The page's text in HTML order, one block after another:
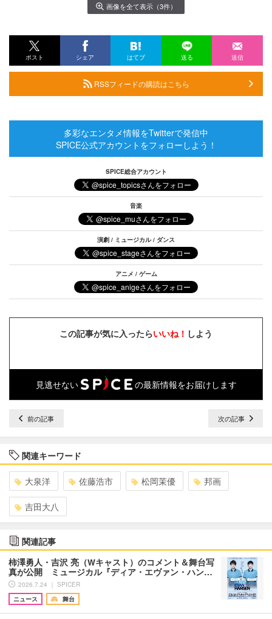
画像を全て表示（3件）
ポスト シェア はてブ 送る 送信
RSSフィードの購読はこちら
多彩なエンタメ情報をTwitterで発信中
SPICE公式アカウントをフォローしよう！
SPICE総合アカウント
音楽
演劇 / ミュージカル / ダンス
アニメ / ゲーム
この記事が気に入ったらいいね！ しよう
見逃せない の最新情報をお届けします
前の記事 次の記事
関連キーワード
大泉洋 佐藤浩市 松岡茉優 邦画
吉田大八
関連記事
柿澤勇人・吉沢 亮（Wキャスト）のコメント＆舞台写
真が公開 ミュージカル『ディア・エヴァン・ハン…
2026.7.24 ｜ SPICER
ニュース
舞台